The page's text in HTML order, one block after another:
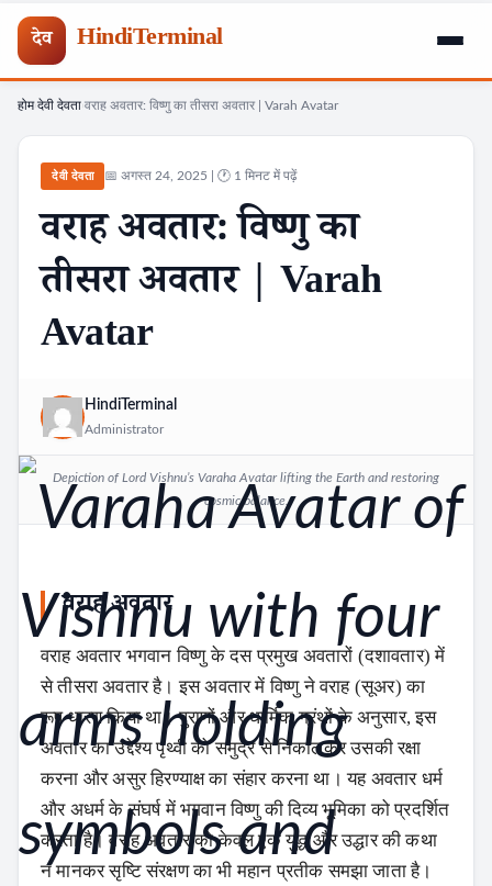
देव HindiTerminal
Skip
content
होम› देवी देवता वराह अवतार: विष्णु का तीसरा अवतार | Varah Avatar
देवी देवता 📅 अगस्त 24, 2025 | 🕐 1 मिनट में पढ़ें
वराह अवतार: विष्णु का
तीसरा अवतार | Varah
Avatar
HindiTerminal
Administrator
Depiction of Lord Vishnu’s Varaha Avatar lifting the Earth and restoring
cosmic balance.
वराह अवतार
वराह अवतार भगवान विष्णु के दस प्रमुख अवतारों (दशावतार) में
से तीसरा अवतार है। इस अवतार में विष्णु ने वराह (सूअर) का
रूप धारण किया था। पुराणों और धार्मिक ग्रंथों के अनुसार, इस
अवतार का उद्देश्य पृथ्वी को समुद्र से निकालकर उसकी रक्षा
करना और असुर हिरण्याक्ष का संहार करना था। यह अवतार धर्म
और अधर्म के संघर्ष में भगवान विष्णु की दिव्य भूमिका को प्रदर्शित
करता है। वराह अवतार को केवल एक युद्ध और उद्धार की कथा
न मानकर सृष्टि संरक्षण का भी महान प्रतीक समझा जाता है।